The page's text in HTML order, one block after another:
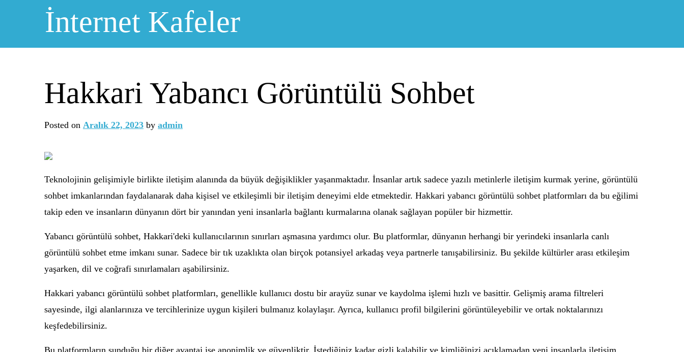
İnternet Kafeler
Hakkari Yabancı Görüntülü Sohbet
Posted on Aralık 22, 2023 by admin
Teknolojinin gelişimiyle birlikte iletişim alanında da büyük değişiklikler yaşanmaktadır. İnsanlar artık sadece yazılı metinlerle iletişim kurmak yerine, görüntülü
sohbet imkanlarından faydalanarak daha kişisel ve etkileşimli bir iletişim deneyimi elde etmektedir. Hakkari yabancı görüntülü sohbet platformları da bu eğilimi
takip eden ve insanların dünyanın dört bir yanından yeni insanlarla bağlantı kurmalarına olanak sağlayan popüler bir hizmettir.
Yabancı görüntülü sohbet, Hakkari'deki kullanıcılarının sınırları aşmasına yardımcı olur. Bu platformlar, dünyanın herhangi bir yerindeki insanlarla canlı
görüntülü sohbet etme imkanı sunar. Sadece bir tık uzaklıkta olan birçok potansiyel arkadaş veya partnerle tanışabilirsiniz. Bu şekilde kültürler arası etkileşim
yaşarken, dil ve coğrafi sınırlamaları aşabilirsiniz.
Hakkari yabancı görüntülü sohbet platformları, genellikle kullanıcı dostu bir arayüz sunar ve kaydolma işlemi hızlı ve basittir. Gelişmiş arama filtreleri
sayesinde, ilgi alanlarınıza ve tercihlerinize uygun kişileri bulmanız kolaylaşır. Ayrıca, kullanıcı profil bilgilerini görüntüleyebilir ve ortak noktalarınızı
keşfedebilirsiniz.
Bu platformların sunduğu bir diğer avantaj ise anonimlik ve güvenliktir. İstediğiniz kadar gizli kalabilir ve kimliğinizi açıklamadan yeni insanlarla iletişim